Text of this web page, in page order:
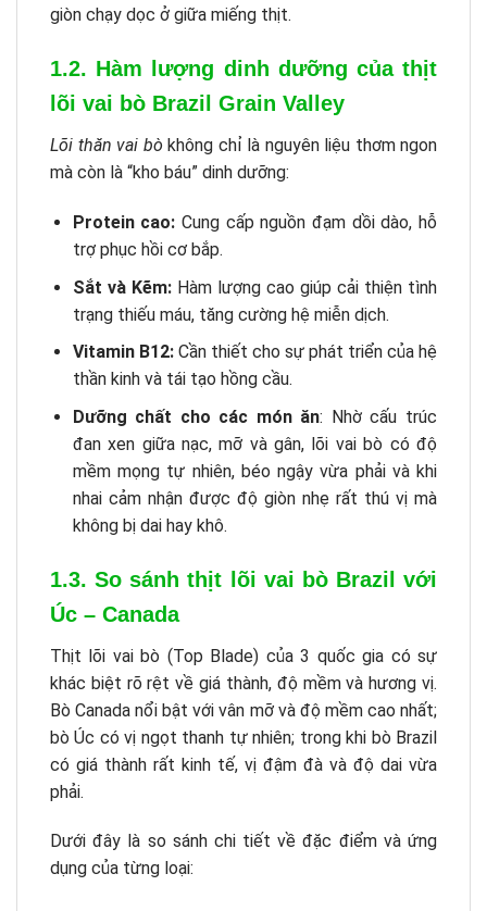
giòn chạy dọc ở giữa miếng thịt.
1.2. Hàm lượng dinh dưỡng của thịt
lõi vai bò Brazil Grain Valley
Lõi thăn vai bò không chỉ là nguyên liệu thơm ngon
mà còn là “kho báu” dinh dưỡng:
Protein cao: Cung cấp nguồn đạm dồi dào, hỗ
trợ phục hồi cơ bắp.
Sắt và Kẽm:Hàm lượng cao giúp cải thiện tình
trạng thiếu máu, tăng cường hệ miễn dịch.
Vitamin B12:Cần thiết cho sự phát triển của hệ
thần kinh và tái tạo hồng cầu.
Dưỡng chất cho các món ăn: Nhờ cấu trúc
đan xen giữa nạc, mỡ và gân, lõi vai bò có độ
mềm mọng tự nhiên, béo ngậy vừa phải và khi
nhai cảm nhận được độ giòn nhẹ rất thú vị mà
không bị dai hay khô.
1.3. So sánh thịt lõi vai bò Brazil với
Úc – Canada
Thịt lõi vai bò (Top Blade) của 3 quốc gia có sự
khác biệt rõ rệt về giá thành, độ mềm và hương vị.
Bò Canada nổi bật với vân mỡ và độ mềm cao nhất;
bò Úc có vị ngọt thanh tự nhiên; trong khi bò Brazil
có giá thành rất kinh tế, vị đậm đà và độ dai vừa
phải.
Dưới đây là so sánh chi tiết về đặc điểm và ứng
dụng của từng loại: